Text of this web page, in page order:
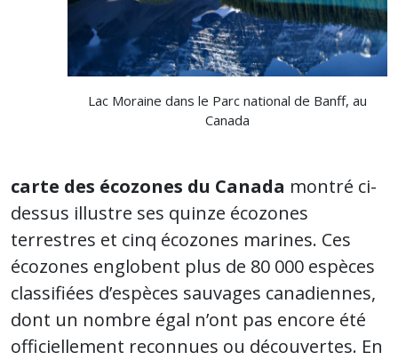
Lac Moraine dans le Parc national de Banff, au
Canada
carte des écozones du Canada montré ci-
dessus illustre ses quinze écozones
terrestres et cinq écozones marines. Ces
écozones englobent plus de 80 000 espèces
classifiées d’espèces sauvages canadiennes,
dont un nombre égal n’ont pas encore été
officiellement reconnues ou découvertes. En